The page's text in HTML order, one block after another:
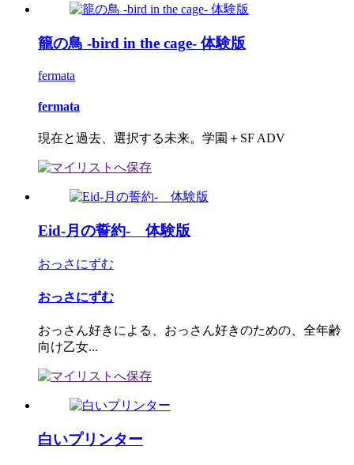
籠の鳥 -bird in the cage- 体験版
fermata
fermata
現在と過去、選択する未来。学園＋SF ADV
Eid-月の誓約- 体験版
おっさにずむ
おっさにずむ
おっさん好きによる、おっさん好きのための、全年齢
向け乙女...
白いプリンター